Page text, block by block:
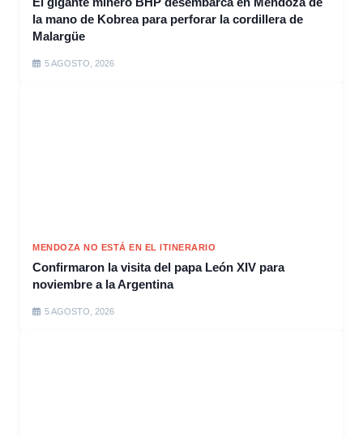
la mano de Kobrea para perforar la cordillera de
Malargüe
5 AGOSTO, 2026
MENDOZA NO ESTÁ EN EL ITINERARIO
Confirmaron la visita del papa León XIV para
noviembre a la Argentina
5 AGOSTO, 2026